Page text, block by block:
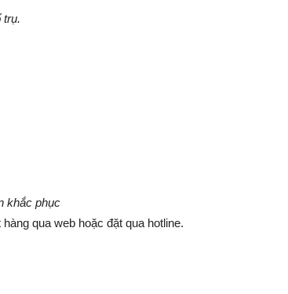
trụ.
khắc phục
qua web hoặc đặt qua hotline.